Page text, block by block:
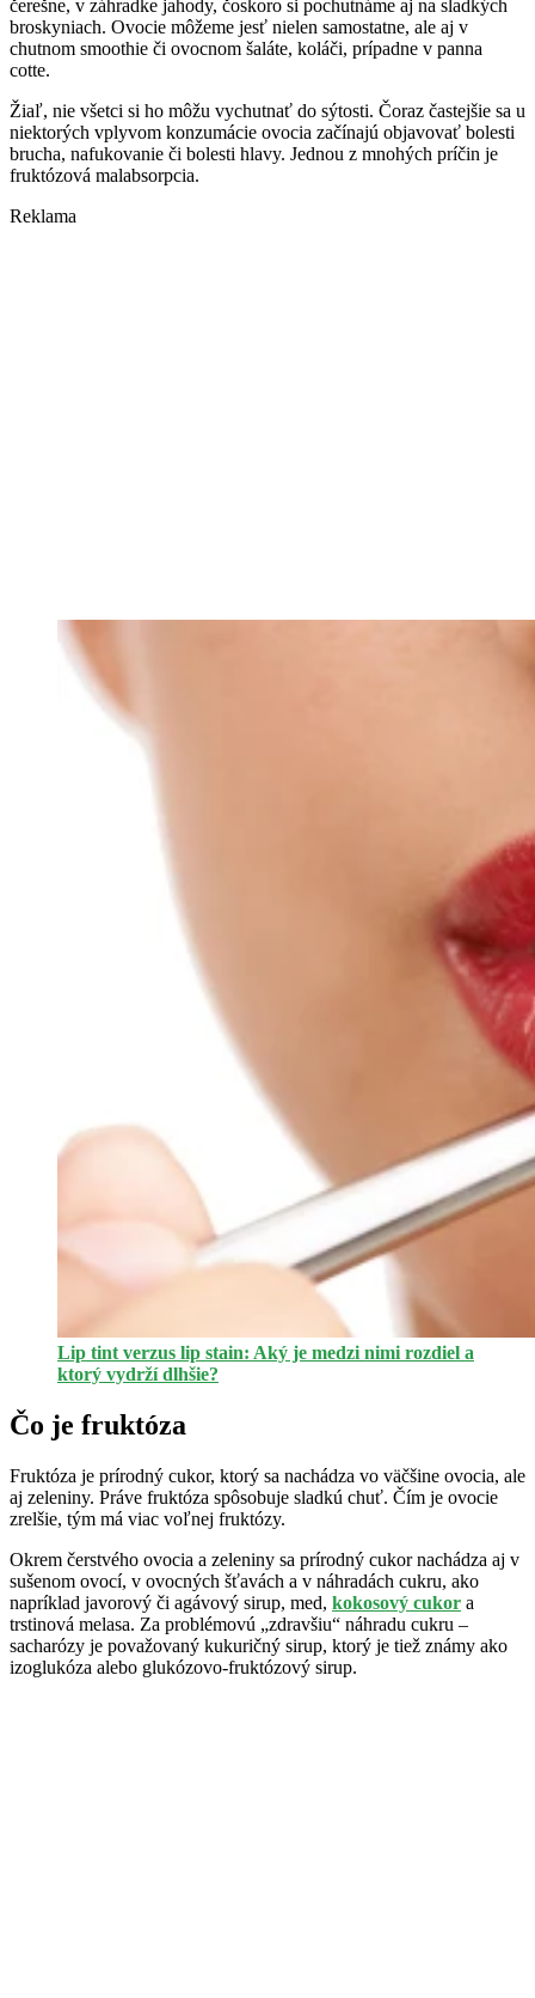
čerešne, v záhradke jahody, čoskoro si pochutnáme aj na sladkých
broskyniach. Ovocie môžeme jesť nielen samostatne, ale aj v
chutnom smoothie či ovocnom šaláte, koláči, prípadne v panna
cotte.
Žiaľ, nie všetci si ho môžu vychutnať do sýtosti. Čoraz častejšie sa u
niektorých vplyvom konzumácie ovocia začínajú objavovať bolesti
brucha, nafukovanie či bolesti hlavy. Jednou z mnohých príčin je
fruktózová malabsorpcia.
Reklama
Lip tint verzus lip stain: Aký je medzi nimi rozdiel a
ktorý vydrží dlhšie?
Čo je fruktóza
Fruktóza je prírodný cukor, ktorý sa nachádza vo väčšine ovocia, ale
aj zeleniny. Práve fruktóza spôsobuje sladkú chuť. Čím je ovocie
zrelšie, tým má viac voľnej fruktózy.
Okrem čerstvého ovocia a zeleniny sa prírodný cukor nachádza aj v
sušenom ovocí, v ovocných šťavách a v náhradách cukru, ako
napríklad javorový či agávový sirup, med, kokosový cukor a
trstinová melasa. Za problémovú „zdravšiu“ náhradu cukru –
sacharózy je považovaný kukuričný sirup, ktorý je tiež známy ako
izoglukóza alebo glukózovo-fruktózový sirup.